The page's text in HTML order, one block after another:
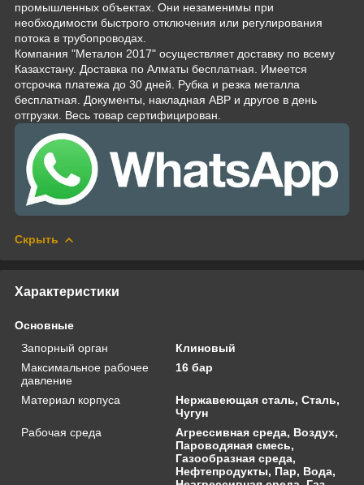
промышленных объектах. Они незаменимы при
необходимости быстрого отключения или регулирования
потока в трубопроводах.
Компания "Металон 2017" осуществляет доставку по всему
Казахстану. Доставка по Алматы бесплатная. Имеется
отсрочка платежа до 30 дней. Рубка и резка металла
бесплатная. Документы, накладная АВР и другое в день
отгрузки. Весь товар сертифицирован.
Скрыть
Характеристики
Основные
Запорный орган
Клиновый
Максимальное рабочее
давление
16 бар
Материал корпуса
Нержавеющая сталь, Сталь,
Чугун
Рабочая среда
Агрессивная среда, Воздух,
Пароводяная смесь,
Газообразная среда,
Нефтепродукты, Пар, Вода,